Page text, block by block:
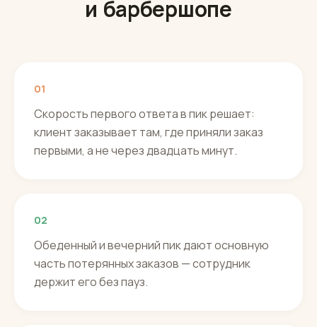
и барбершопе
01
Скорость первого ответа в пик решает:
клиент заказывает там, где приняли заказ
первыми, а не через двадцать минут.
02
Обеденный и вечерний пик дают основную
часть потерянных заказов — сотрудник
держит его без пауз.